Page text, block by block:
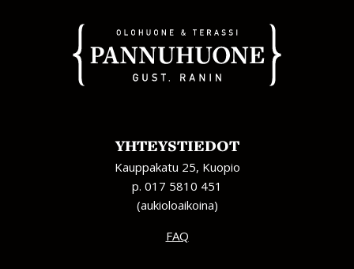
YHTEYSTIEDOT
Kauppakatu 25, Kuopio
p. 017 5810 451
(aukioloaikoina)
FAQ